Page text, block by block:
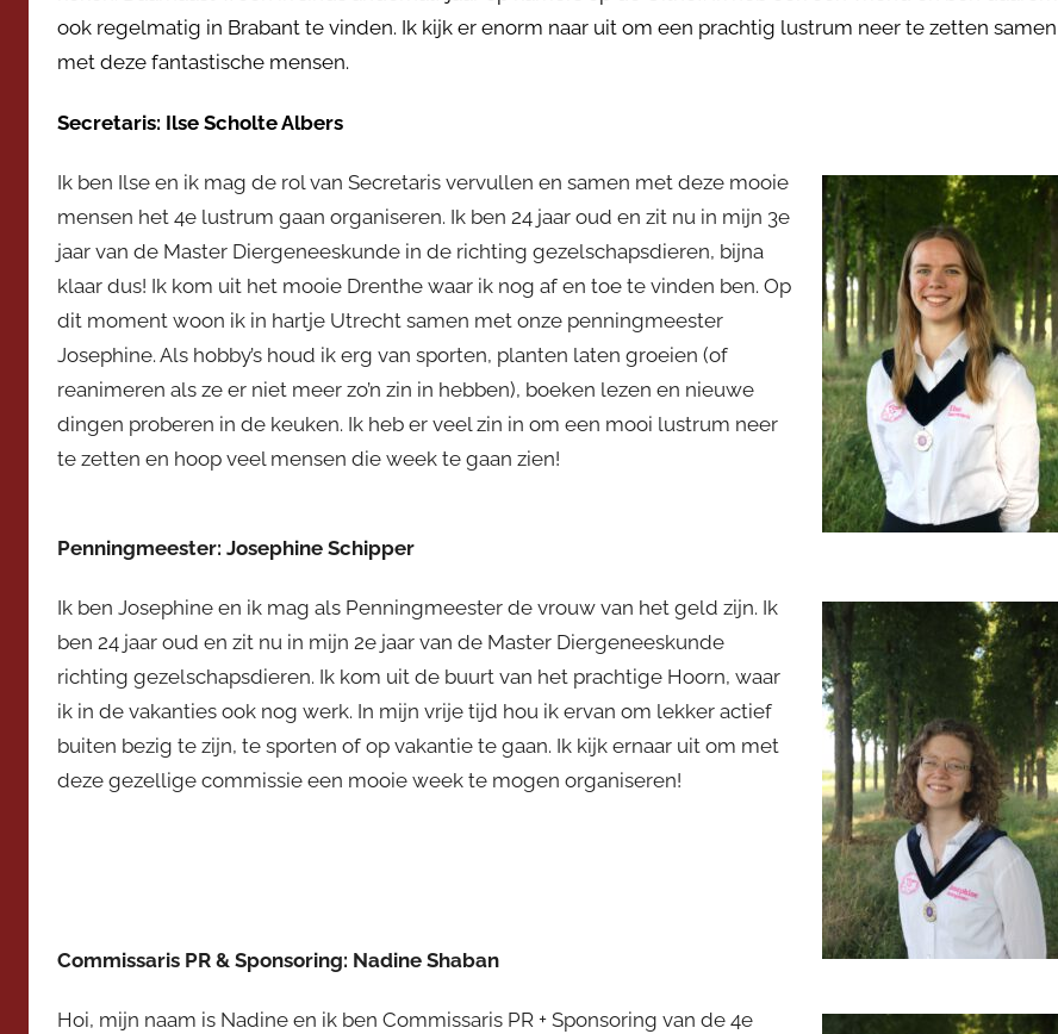
ook regelmatig in Brabant te vinden. Ik kijk er enorm naar uit om een prachtig lustrum neer te zetten samen
met deze fantastische mensen.
Secretaris: Ilse Scholte Albers
Ik ben Ilse en ik mag de rol van Secretaris vervullen en samen met deze mooie
mensen het 4e lustrum gaan organiseren. Ik ben 24 jaar oud en zit nu in mijn 3e
jaar van de Master Diergeneeskunde in de richting gezelschapsdieren, bijna
klaar dus! Ik kom uit het mooie Drenthe waar ik nog af en toe te vinden ben. Op
dit moment woon ik in hartje Utrecht samen met onze penningmeester
Josephine. Als hobby’s houd ik erg van sporten, planten laten groeien (of
reanimeren als ze er niet meer zo’n zin in hebben), boeken lezen en nieuwe
dingen proberen in de keuken. Ik heb er veel zin in om een mooi lustrum neer
te zetten en hoop veel mensen die week te gaan zien!
Penningmeester: Josephine Schipper
Ik ben Josephine en ik mag als Penningmeester de vrouw van het geld zijn. Ik
ben 24 jaar oud en zit nu in mijn 2e jaar van de Master Diergeneeskunde
richting gezelschapsdieren. Ik kom uit de buurt van het prachtige Hoorn, waar
ik in de vakanties ook nog werk. In mijn vrije tijd hou ik ervan om lekker actief
buiten bezig te zijn, te sporten of op vakantie te gaan. Ik kijk ernaar uit om met
deze gezellige commissie een mooie week te mogen organiseren!
Commissaris PR & Sponsoring: Nadine Shaban
Hoi, mijn naam is Nadine en ik ben Commissaris PR + Sponsoring van de 4e